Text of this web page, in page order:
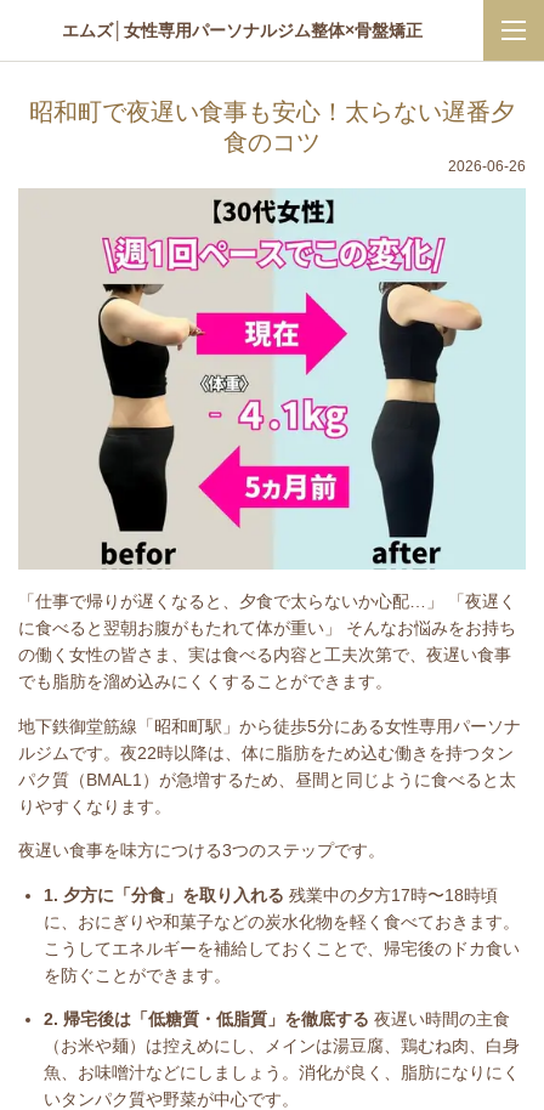
エムズ│女性専用パーソナルジム整体×骨盤矯正
昭和町で夜遅い食事も安心！太らない遅番夕
食のコツ
2026-06-26
「仕事で帰りが遅くなると、夕食で太らないか心配…」 「夜遅く
に食べると翌朝お腹がもたれて体が重い」 そんなお悩みをお持ち
の働く女性の皆さま、実は食べる内容と工夫次第で、夜遅い食事
でも脂肪を溜め込みにくくすることができます。
地下鉄御堂筋線「昭和町駅」から徒歩5分にある女性専用パーソナ
ルジムです。夜22時以降は、体に脂肪をため込む働きを持つタン
パク質（BMAL1）が急増するため、昼間と同じように食べると太
りやすくなります。
夜遅い食事を味方につける3つのステップです。
1. 夕方に「分食」を取り入れる 残業中の夕方17時〜18時頃
に、おにぎりや和菓子などの炭水化物を軽く食べておきます。
こうしてエネルギーを補給しておくことで、帰宅後のドカ食い
を防ぐことができます。
2. 帰宅後は「低糖質・低脂質」を徹底する 夜遅い時間の主食
（お米や麺）は控えめにし、メインは湯豆腐、鶏むね肉、白身
魚、お味噌汁などにしましょう。消化が良く、脂肪になりにく
いタンパク質や野菜が中心です。